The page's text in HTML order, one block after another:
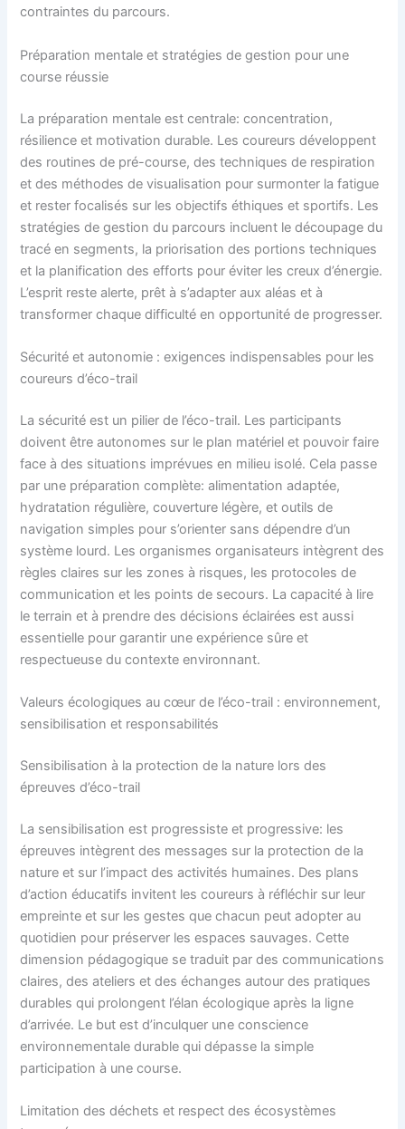
contraintes du parcours.
Préparation mentale et stratégies de gestion pour une
course réussie
La préparation mentale est centrale: concentration,
résilience et motivation durable. Les coureurs développent
des routines de pré-course, des techniques de respiration
et des méthodes de visualisation pour surmonter la fatigue
et rester focalisés sur les objectifs éthiques et sportifs. Les
stratégies de gestion du parcours incluent le découpage du
tracé en segments, la priorisation des portions techniques
et la planification des efforts pour éviter les creux d’énergie.
L’esprit reste alerte, prêt à s’adapter aux aléas et à
transformer chaque difficulté en opportunité de progresser.
Sécurité et autonomie : exigences indispensables pour les
coureurs d’éco-trail
La sécurité est un pilier de l’éco-trail. Les participants
doivent être autonomes sur le plan matériel et pouvoir faire
face à des situations imprévues en milieu isolé. Cela passe
par une préparation complète: alimentation adaptée,
hydratation régulière, couverture légère, et outils de
navigation simples pour s’orienter sans dépendre d’un
système lourd. Les organismes organisateurs intègrent des
règles claires sur les zones à risques, les protocoles de
communication et les points de secours. La capacité à lire
le terrain et à prendre des décisions éclairées est aussi
essentielle pour garantir une expérience sûre et
respectueuse du contexte environnant.
Valeurs écologiques au cœur de l’éco-trail : environnement,
sensibilisation et responsabilités
Sensibilisation à la protection de la nature lors des
épreuves d’éco-trail
La sensibilisation est progressiste et progressive: les
épreuves intègrent des messages sur la protection de la
nature et sur l’impact des activités humaines. Des plans
d’action éducatifs invitent les coureurs à réfléchir sur leur
empreinte et sur les gestes que chacun peut adopter au
quotidien pour préserver les espaces sauvages. Cette
dimension pédagogique se traduit par des communications
claires, des ateliers et des échanges autour des pratiques
durables qui prolongent l’élan écologique après la ligne
d’arrivée. Le but est d’inculquer une conscience
environnementale durable qui dépasse la simple
participation à une course.
Limitation des déchets et respect des écosystèmes